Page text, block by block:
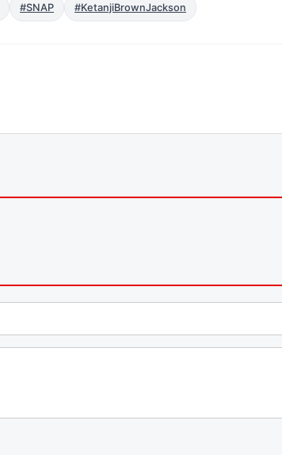
#SNAP #KetanjiBrownJackson